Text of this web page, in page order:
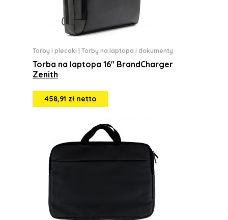
Torby i plecaki Torby na laptopa i dokumenty
Torba na laptopa 16" BrandCharger
Zenith
458,91 zł netto